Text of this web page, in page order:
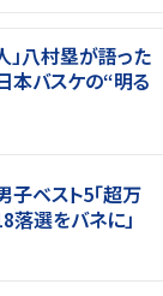
」八村塁が語った
バスケの“明る
子ベスト5「超万
落選をバネに」